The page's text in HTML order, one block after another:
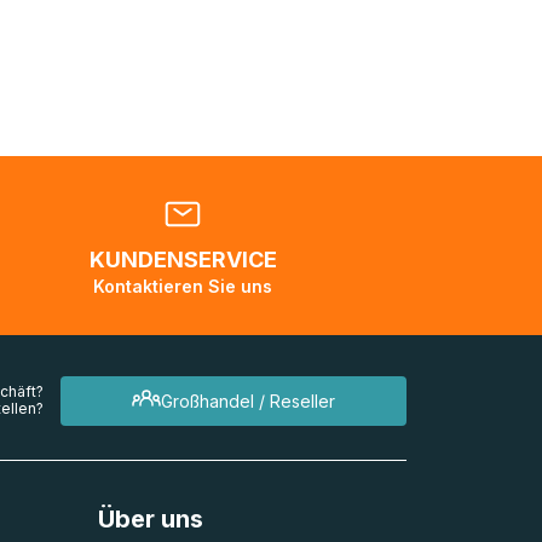
KUNDENSERVICE
Kontaktieren Sie uns
Großhandel / Reseller
Über uns